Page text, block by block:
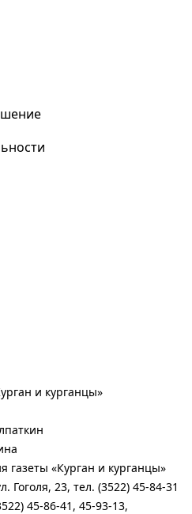
и курганцы»
газеты «Курган и курганцы»
Гоголя, 23, тел. (3522) 45-84-31
45-86-41, 45-93-13,